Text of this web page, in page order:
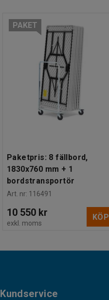
PAKET
Paketpris: 8 fällbord,
1830x760 mm + 1
bordstransportör
Art. nr: 116491
10 550 kr
exkl. moms
KÖP
Kundservice